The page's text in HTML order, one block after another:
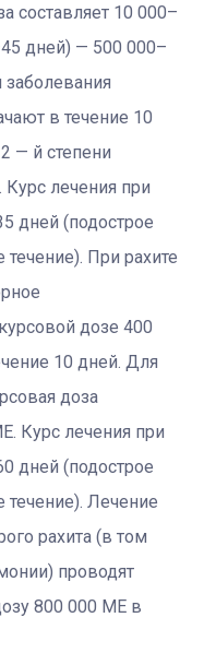
составляет 10 000–
дней) — 500 000–
в течение 10
— й степени
лечения при
дней (подострое
При рахите
дозе 400
10 дней. Для
доза
Курс лечения при
дней (подострое
течение). Лечение
рахита (в том
проводят
800 000 МЕ в